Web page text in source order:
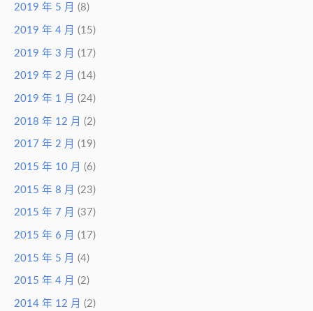
2019 年 5 月 (8)
2019 年 4 月 (15)
2019 年 3 月 (17)
2019 年 2 月 (14)
2019 年 1 月 (24)
2018 年 12 月 (2)
2017 年 2 月 (19)
2015 年 10 月 (6)
2015 年 8 月 (23)
2015 年 7 月 (37)
2015 年 6 月 (17)
2015 年 5 月 (4)
2015 年 4 月 (2)
2014 年 12 月 (2)